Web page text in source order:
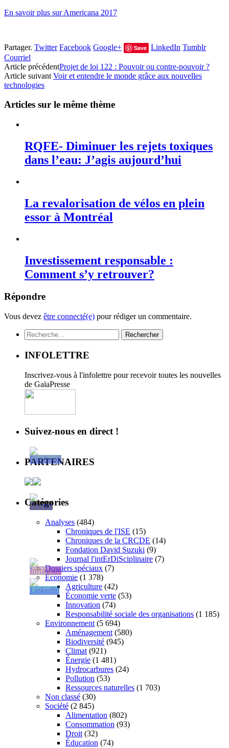
En savoir plus sur Americana 2017
Partager. Twitter Facebook Google+ Save LinkedIn Tumblr
Courriel
Article précédentProjet de loi 122 : Pouvoir ou contre-pouvoir ?
Article suivant Voir et entendre le monde grâce aux nouvelles
technologies
Articles sur le même thème
RQFE- Diminuer les rejets toxiques
dans l’eau: J’agis aujourd’hui
La revalorisation de vélos en plein
essor à Montréal
Investissement responsable :
Comment s’y retrouver?
Répondre
Vous devez être connecté(e) pour rédiger un commentaire.
Rechercher :
INFOLETTRE
Inscrivez-vous à l'infolettre pour recevoir toutes les nouvelles
de GaïaPresse
Suivez-nous en direct !
PARTENAIRES
Catégories
Analyses (484)
Chroniques de l'ISE (15)
Chroniques de la CRCDE (14)
Fondation David Suzuki (9)
Journal l'intErDiSciplinaire (7)
Dossiers spéciaux (7)
Économie (1 378)
Agriculture (42)
Économie verte (53)
Innovation (74)
Responsabilité sociale des organisations (1 185)
Environnement (5 694)
Aménagement (580)
Biodiversité (945)
Climat (921)
Énergie (1 481)
Hydrocarbures (24)
Pollution (53)
Ressources naturelles (1 703)
Non classé (30)
Société (2 845)
Alimentation (802)
Consommation (93)
Droit (32)
Éducation (74)